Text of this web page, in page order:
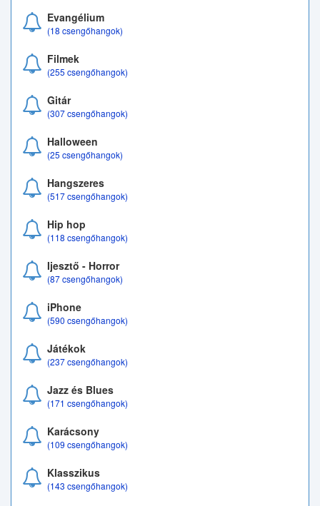
Evangélium
(18 csengőhangok)
Filmek
(255 csengőhangok)
Gitár
(307 csengőhangok)
Halloween
(25 csengőhangok)
Hangszeres
(517 csengőhangok)
Hip hop
(118 csengőhangok)
Ijesztő - Horror
(87 csengőhangok)
iPhone
(590 csengőhangok)
Játékok
(237 csengőhangok)
Jazz és Blues
(171 csengőhangok)
Karácsony
(109 csengőhangok)
Klasszikus
(143 csengőhangok)